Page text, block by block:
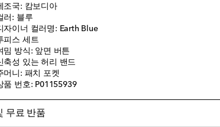
조국: 캄보디아
러: 블루
자이너 컬러명: Earth Blue
피스 세트
밈 방식: 앞면 버튼
축성 있는 허리 밴드
머니: 패치 포켓
품 번호: P01155939
무료 반품